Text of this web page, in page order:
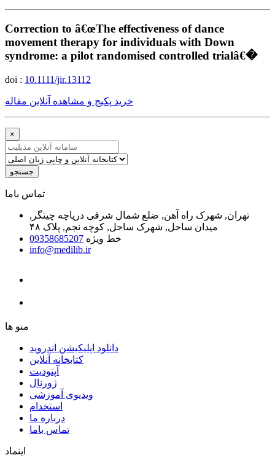
Correction to â€œThe effectiveness of dance
movement therapy for individuals with Down
syndrome: a pilot randomised controlled trialâ€�
doi : 10.1111/jir.13112
خرید پکیج و مشاهده آنلاین مقاله
×
جستجو
ﺗﻤﺎﺱ ﺑﺎﻣﺎ
تهران, شهرک راه آهن, ضلع شمال شرقی دریاچه چیتگر,
میدان ساحل, شهرک ساحل, کوچه نجم, پلاک ۴۸
خط ویژه 09358685207
info@medilib.ir
ﻣﻨﻮ ﻫﺎ
دانلود اپلیکیشن اندروید
ﮐﺘﺎﺑﺨﺎﻧﻪ ﺁﻧﻼﯾﻦ
ﺁﭘﺘﻮﺩﯾﺖ
ﮊﻭﺭﻧﺎﻝ
ویدیوی آموزشی
استخدام
درباره ما
ﺗﻤﺎﺱ ﺑﺎﻣﺎ
اینماد